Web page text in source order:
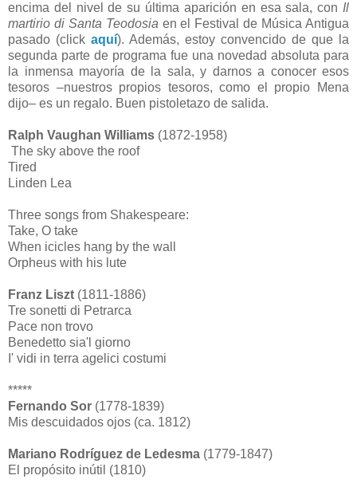
encima del nivel de su última aparición en esa sala, con Il
martirio di Santa Teodosia en el Festival de Música Antigua
pasado (click aquí). Además, estoy convencido de que la
segunda parte de programa fue una novedad absoluta para
la inmensa mayoría de la sala, y darnos a conocer esos
tesoros –nuestros propios tesoros, como el propio Mena
dijo– es un regalo. Buen pistoletazo de salida.
Ralph Vaughan Williams (1872-1958)
The sky above the roof
Tired
Linden Lea
Three songs from Shakespeare:
Take, O take
When icicles hang by the wall
Orpheus with his lute
Franz Liszt (1811-1886)
Tre sonetti di Petrarca
Pace non trovo
Benedetto sia'l giorno
I' vidi in terra agelici costumi
*****
Fernando Sor (1778-1839)
Mis descuidados ojos (ca. 1812)
Mariano Rodríguez de Ledesma (1779-1847)
El propósito inútil (1810)